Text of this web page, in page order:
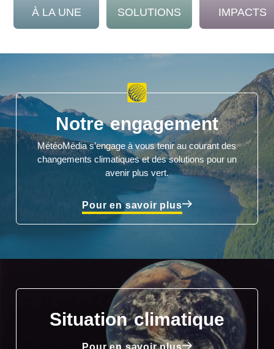
À LA UNE SOLUTIONS IMPACTS
Notre engagement
MétéoMédia s’engage à vous tenir au courant des
changements climatiques et des solutions pour un
avenir plus vert.
Pour en savoir plus
Situation climatique
Pour en savoir plus